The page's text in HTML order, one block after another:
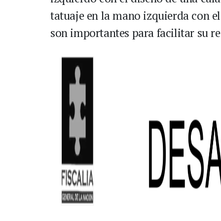
tatuaje en la mano izquierda con
son importantes para facilitar su